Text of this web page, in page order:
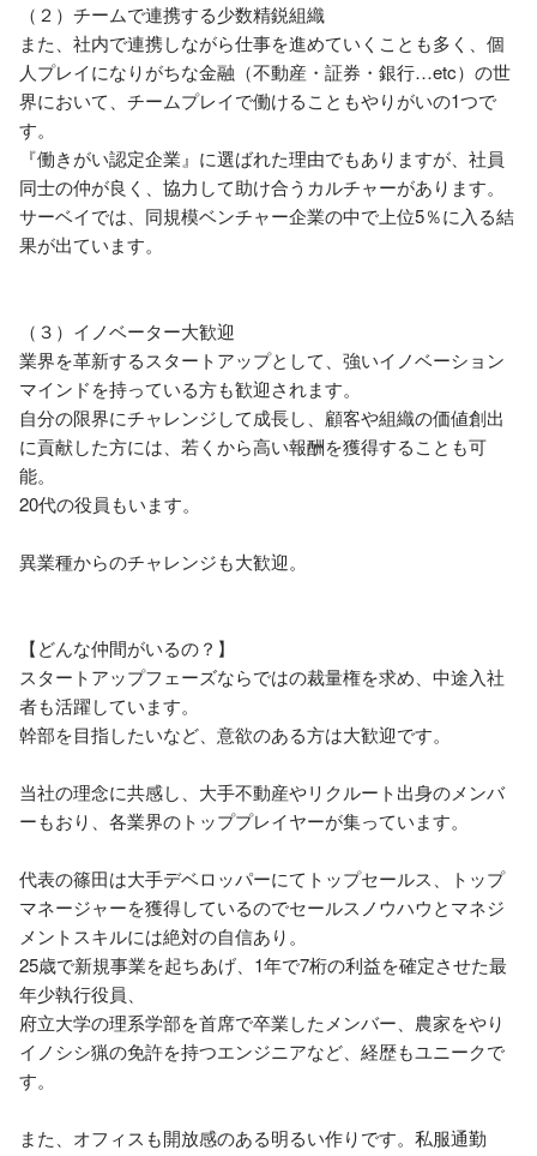
（２）チームで連携する少数精鋭組織
また、社内で連携しながら仕事を進めていくことも多く、個
人プレイになりがちな金融（不動産・証券・銀行…etc）の世
界において、チームプレイで働けることもやりがいの1つで
す。
『働きがい認定企業』に選ばれた理由でもありますが、社員
同士の仲が良く、協力して助け合うカルチャーがあります。
サーベイでは、同規模ベンチャー企業の中で上位5％に入る結
果が出ています。
（３）イノベーター大歓迎
業界を革新するスタートアップとして、強いイノベーション
マインドを持っている方も歓迎されます。
自分の限界にチャレンジして成長し、顧客や組織の価値創出
に貢献した方には、若くから高い報酬を獲得することも可
能。
20代の役員もいます。
異業種からのチャレンジも大歓迎。
【どんな仲間がいるの？】
スタートアップフェーズならではの裁量権を求め、中途入社
者も活躍しています。
幹部を目指したいなど、意欲のある方は大歓迎です。
当社の理念に共感し、大手不動産やリクルート出身のメンバ
ーもおり、各業界のトッププレイヤーが集っています。
代表の篠田は大手デベロッパーにてトップセールス、トップ
マネージャーを獲得しているのでセールスノウハウとマネジ
メントスキルには絶対の自信あり。
25歳で新規事業を起ちあげ、1年で7桁の利益を確定させた最
年少執行役員、
府立大学の理系学部を首席で卒業したメンバー、農家をやり
イノシシ猟の免許を持つエンジニアなど、経歴もユニークで
す。
また、オフィスも開放感のある明るい作りです。私服通勤